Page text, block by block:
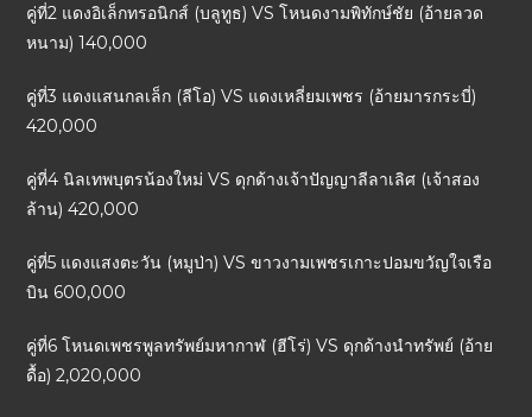
คู่ที่2 แดงอิเล็กทรอนิกส์ (บลูทูธ) VS โหนดงามพิทักษ์ชัย (อ้ายลวด
หนาม) 140,000
คู่ที่3 แดงแสนกลเล็ก (ลีโอ) VS แดงเหลี่ยมเพชร (อ้ายมารกระบี่)
420,000
คู่ที่4 นิลเทพบุตรน้องใหม่ VS ดุกด้างเจ้าปัญญาลีลาเลิศ (เจ้าสอง
ล้าน) 420,000
คู่ที่5 แดงแสงตะวัน (หมูป่า) VS ขาวงามเพชรเกาะปอมขวัญใจเรือ
บิน 600,000
คู่ที่6 โหนดเพชรพูลทรัพย์มหากาฬ (ฮีโร่) VS ดุกด้างนำทรัพย์ (อ้าย
ดื้อ) 2,020,000